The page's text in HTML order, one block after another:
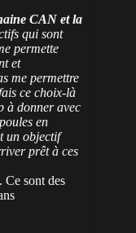
CAN et la
qui sont
permette
et
me permettre
ce choix-là
à donner avec
en
un objectif
prêt à ces
sont des